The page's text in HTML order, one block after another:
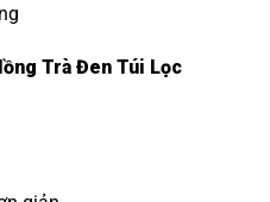
Trà Đen Túi Lọc